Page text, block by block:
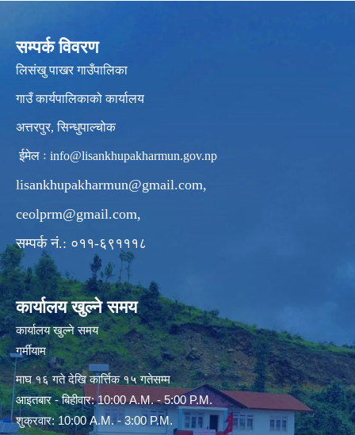
सम्पर्क विवरण
लिसंखु पाखर गाउँपालिका
गाउँ कार्यपालिकाको कार्यालय
अत्तरपुर, सिन्धुपाल्चोक
ईमेल ः info@lisankhupakharmun.gov.np
lisankhupakharmun@gmail.com,
ceolprm@gmail.com,
सम्पर्क नं.: ०११-६९१११८
कार्यालय खुल्ने समय
कार्यालय खुल्ने समय
गर्मीयाम
माघ १६ गते देखि कार्त्तिक १५ गतेसम्म
आइतबार - बिहीवार: 10:00 A.M. - 5:00 P.M.
शुक्रवार: 10:00 A.M. - 3:00 P.M.